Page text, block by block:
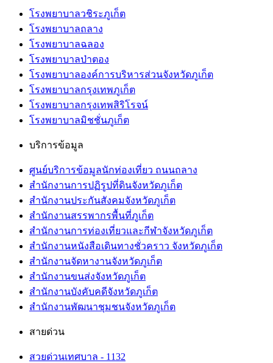
โรงพยาบาลวชิระภูเก็ต
โรงพยาบาลถลาง
โรงพยาบาลฉลอง
โรงพยาบาลป่าตอง
โรงพยาบาลองค์การบริหารส่วนจังหวัดภูเก็ต
โรงพยาบาลกรุงเทพภูเก็ต
โรงพยาบาลกรุงเทพสิริโรจน์
โรงพยาบาลมิชชั่นภูเก็ต
บริการข้อมูล
ศูนย์บริการข้อมูลนักท่องเที่ยว ถนนถลาง
สำนักงานการปฏิรูปที่ดินจังหวัดภูเก็ต
สำนักงานประกันสังคมจังหวัดภูเก็ต
สำนักงานสรรพากรพื้นที่ภูเก็ต
สำนักงานการท่องเที่ยวและกีฬาจังหวัดภูเก็ต
สำนักงานหนังสือเดินทางชั่วคราว จังหวัดภูเก็ต
สำนักงานจัดหางานจังหวัดภูเก็ต
สำนักงานขนส่งจังหวัดภูเก็ต
สำนักงานบังคับคดีจังหวัดภูเก็ต
สำนักงานพัฒนาชุมชนจังหวัดภูเก็ต
สายด่วน
สวยด่วนเทศบาล - 1132